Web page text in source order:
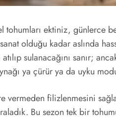
tohumları ektiniz, günlerce
olduğu kadar aslında
sulanacağını sanır;
ya çürür ya da uyku
vermeden filizlenmesini
Bu sezon tek bir